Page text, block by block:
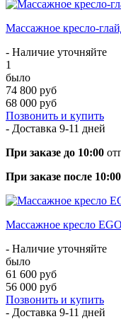
Массажное кресло-
- Наличие уточняйте
1
было
74 800 руб
68 000 руб
Позвонить и купить
- Доставка 9-11 дней
При заказе до 10:00
При заказе после 10:00
Массажное кресло
- Наличие уточняйте
было
61 600 руб
56 000 руб
Позвонить и купить
- Доставка 9-11 дней